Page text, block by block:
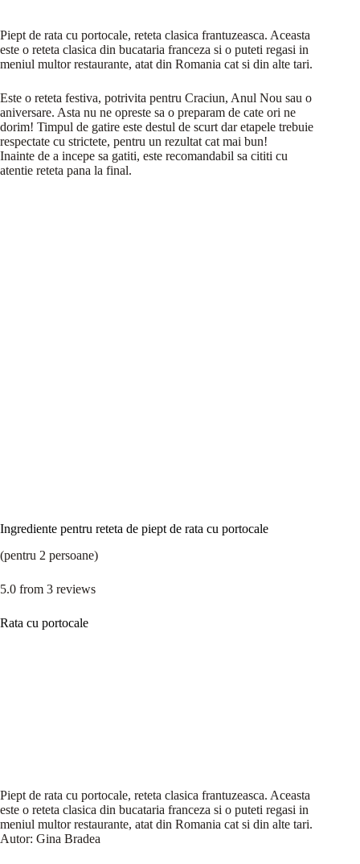
Piept de rata cu portocale, reteta clasica frantuzeasca. Aceasta
este o reteta clasica din bucataria franceza si o puteti regasi in
meniul multor restaurante, atat din Romania cat si din alte tari.
Este o reteta festiva, potrivita pentru Craciun, Anul Nou sau o
aniversare. Asta nu ne opreste sa o preparam de cate ori ne
dorim! Timpul de gatire este destul de scurt dar etapele trebuie
respectate cu strictete, pentru un rezultat cat mai bun!
Inainte de a incepe sa gatiti, este recomandabil sa cititi cu
atentie reteta pana la final.
Ingrediente pentru reteta de piept de rata cu portocale
(pentru 2 persoane)
5.0 from 3 reviews
Rata cu portocale
Piept de rata cu portocale, reteta clasica frantuzeasca. Aceasta
este o reteta clasica din bucataria franceza si o puteti regasi in
meniul multor restaurante, atat din Romania cat si din alte tari.
Autor: Gina Bradea